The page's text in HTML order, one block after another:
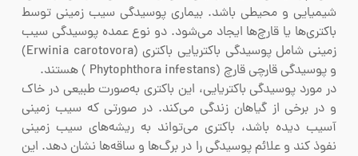
شیمیایی و محیطی باشد. بیماری پوسیدگی سیب زمینی توسط
باکتری‌ها یا قارچ‌ها ایجاد می‌شود. دو نوع عمده پوسیدگی سیب
زمینی شامل پوسیدگی باکتریایی باکتری (Erwinia carotovora)
و پوسیدگی قارچی قارچ (Phytophthora infestans ) هستند.
در مورد پوسیدگی باکتریایی، این باکتری به‌صورت طبیعی در خاک
و در برخی از گیاهان زندگی می‌کند. در صورتی که سیب زمینی
آسیب دیده باشد، باکتری می‌تواند به ریشه‌های سیب زمینی
نفوذ کند و علائم پوسیدگی را در برگ‌ها و ساقه‌ها نشان دهد. این